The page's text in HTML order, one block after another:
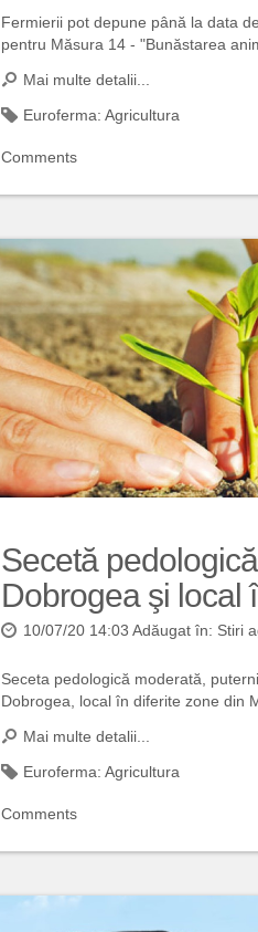
Fermierii pot depune până la data
pentru Măsura 14 - "Bunăstarea
Mai multe detalii...
Euroferma: Agricultura
Comments
Secetă
Dobrogea şi local
10/07/20 14:03 Adăugat în: Stiri
Seceta pedologică moderată,
Dobrogea, local în diferite zone din
Mai multe detalii...
Euroferma: Agricultura
Comments